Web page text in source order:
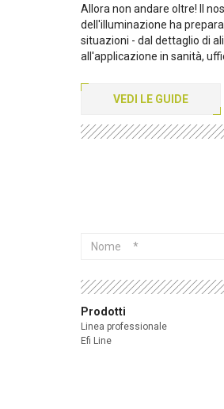
Allora non andare oltre! Il
dell'illuminazione ha
situazioni - dal dettaglio di
all'applicazione in sanità,
VEDI LE GUIDE
Nome
Prodotti
Linea professionale
Efi Line